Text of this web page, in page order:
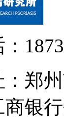
：郑
银行